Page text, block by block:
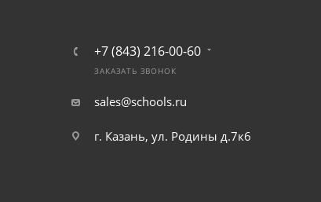
+7 (843) 216-00-60
ЗАКАЗАТЬ ЗВОНОК
sales@schools.ru
г. Казань, ул. Родины д.7к6